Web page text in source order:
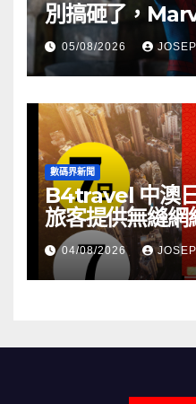
別搞砸了，
05/08/2026
數碼界新聞
B4travel 中澳
旅客提供無縫網
04/08/2026